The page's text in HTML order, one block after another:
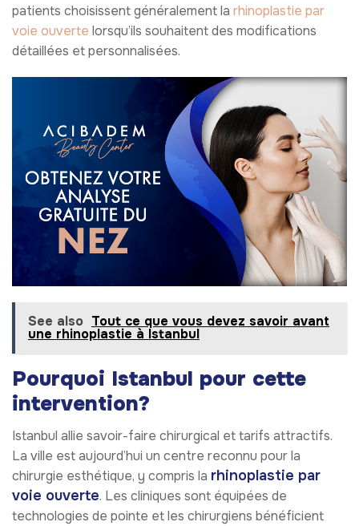
patients choisissent généralement la rhinoplastie par
voie ouverte lorsqu’ils souhaitent des modifications
détaillées et personnalisées.
See also Tout ce que vous devez savoir avant
une rhinoplastie à Istanbul
Pourquoi Istanbul pour cette
intervention?
Istanbul allie savoir-faire chirurgical et tarifs attractifs.
La ville est aujourd’hui un centre reconnu pour la
chirurgie esthétique, y compris la rhinoplastie par
voie ouverte. Les cliniques sont équipées de
technologies de pointe et les chirurgiens bénéficient